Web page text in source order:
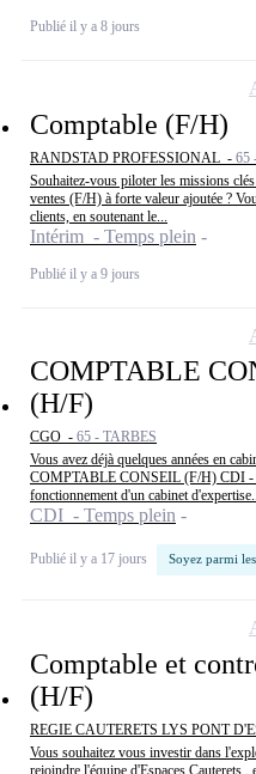
Publié il y a 8 jours
Comptable (F/H)
RANDSTAD PROFESSIONAL - 65
Souhaitez-vous piloter les missions
ventes (F/H) à forte valeur ajoutée ?
clients, en soutenant le...
Intérim - Temps plein
Publié il y a 9 jours
COMPTABLE
(H/F)
CGO - 65 - TARBES
Vous avez déjà quelques années en
COMPTABLE CONSEIL (F/H) CDI -
fonctionnement d'un cabinet
CDI - Temps plein
Publié il y a 17 jours Soyez parmi
Comptable et
(H/F)
REGIE CAUTERETS LYS PONT
Vous souhaitez vous investir dans